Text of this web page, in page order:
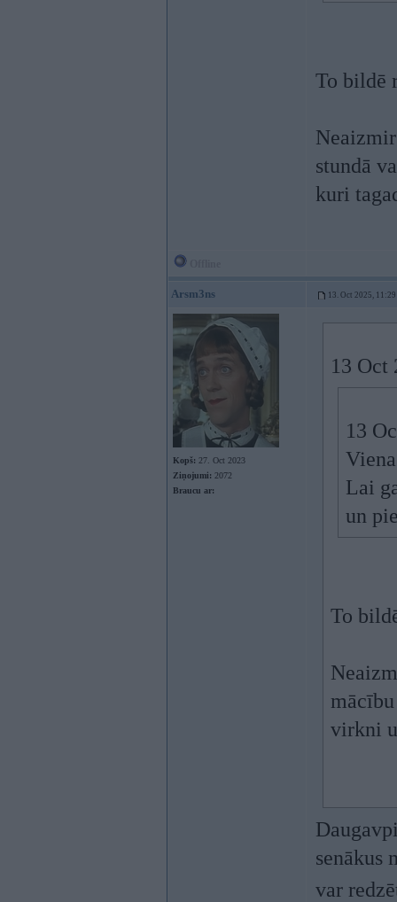
To bildē
stundā
kuri
Arsm3ns 13. Oct 2025, 11:29
Kopš: 27. Oct 2023
Ziņojumi: 2072
Braucu ar:
13 Oct
13
Lai
un
To
virkni
senākus
var